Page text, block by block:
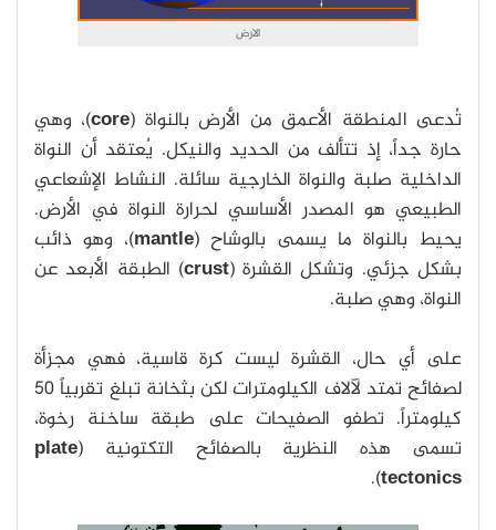
الارض
تُدعى المنطقة الأعمق من الأرض بالنواة (core)، وهي
حارة جداً، إذ تتألف من الحديد والنيكل. يُعتقد أن النواة
الداخلية صلبة والنواة الخارجية سائلة. النشاط الإشعاعي
الطبيعي هو المصدر الأساسي لحرارة النواة في الأرض.
يحيط بالنواة ما يسمى بالوشاح (mantle)، وهو ذائب
بشكل جزئي. وتشكل القشرة (crust) الطبقة الأبعد عن
النواة، وهي صلبة.
على أي حال، القشرة ليست كرة قاسية، فهي مجزأة
لصفائح تمتد لآلاف الكيلومترات لكن بثخانة تبلغ تقربياً 50
كيلومتراً. تطفو الصفيحات على طبقة ساخنة رخوة،
تسمى هذه النظرية بالصفائح التكتونية (plate
tectonics
).